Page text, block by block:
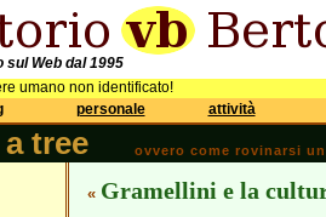
sul Web dal 1995
umano non identificato!
personale attività
tree ovvero come rovinarsi
« Gramellini e la